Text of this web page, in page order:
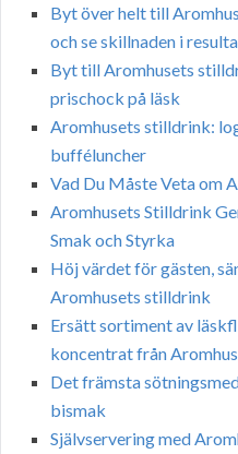
Byt över helt till
och se skillnaden i
Byt till Aromhusets
prischock på läsk
Aromhusets stilldrink:
bufféluncher
Vad Du Måste Veta om
Aromhusets Stilldrink
Smak och Styrka
Höj värdet för gästen,
Aromhusets stilldrink
Ersätt sortiment av
koncentrat från
Det främsta
bismak
Självservering med